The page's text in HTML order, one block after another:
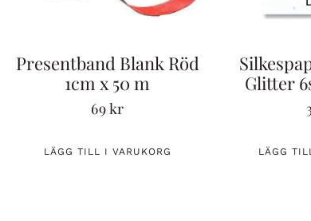
Presentband Blank Röd
1cm x 50 m
69kr
LÄGG TILL I VARUKORG
Glitter
LÄGG